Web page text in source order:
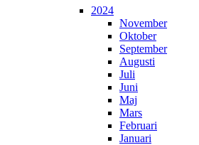
2024
November
Oktober
September
Augusti
Juli
Juni
Maj
Mars
Februari
Januari